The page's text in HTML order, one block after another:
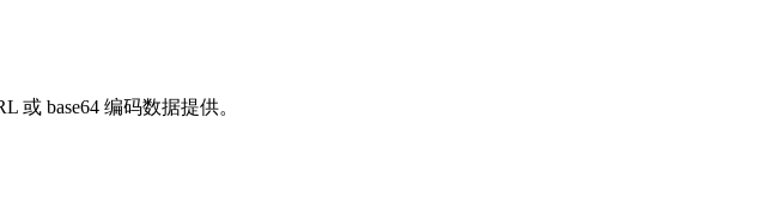
base64 编码数据提供。